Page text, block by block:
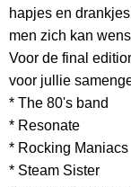
hapjes en
men zich kan
Voor de final
voor jullie
* The 80's band
* Resonate
* Rocking Maniacs
* Steam Sister